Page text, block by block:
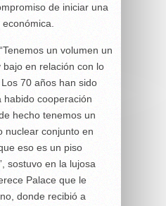
de iniciar una
un volumen un
en relación con lo
70 años han sido
habido cooperación
hecho tenemos un
nuclear conjunto en
eso es un piso
sostuvo en la lujosa
Palace que le
donde recibió a